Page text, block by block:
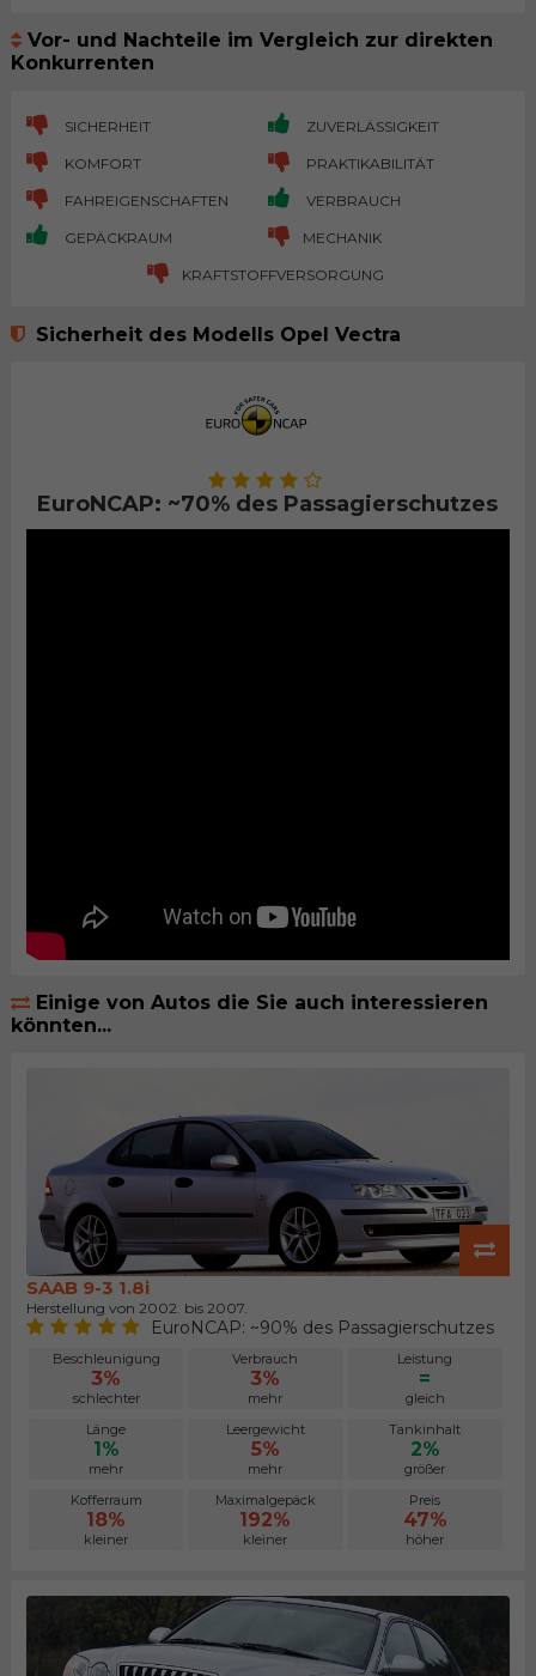
Vor- und Nachteile im Vergleich zur direkten
Konkurrenten
SICHERHEIT ZUVERLÄSSIGKEIT
KOMFORT PRAKTIKABILITÄT
FAHREIGENSCHAFTEN VERBRAUCH
GEPÄCKRAUM MECHANIK
KRAFTSTOFFVERSORGUNG
Sicherheit des Modells Opel Vectra
EuroNCAP: ~70% des Passagierschutzes
Einige von Autos die Sie auch interessieren
könnten...
SAAB 9-3 1.8i
Herstellung von 2002. bis 2007.
EuroNCAP: ~90% des Passagierschutzes
Beschleunigung
3%
schlechter
Verbrauch
3%
mehr
Leistung
=
gleich
Länge
1%
mehr
Leergewicht
5%
mehr
Tankinhalt
2%
größer
Kofferraum
18%
kleiner
Maximalgepäck
192%
kleiner
Preis
47%
höher